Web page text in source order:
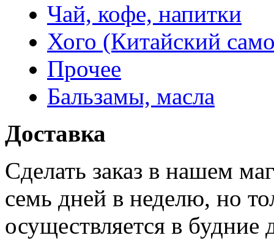
Чай, кофе, напитки
Хого (Китайский
Прочее
Бальзамы, масла
Доставка
Сделать заказ в нашем
семь дней в неделю, но
осуществляется в будние